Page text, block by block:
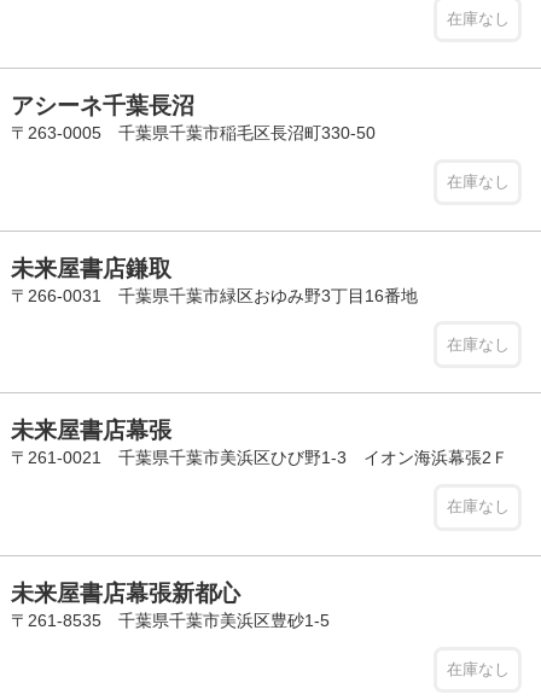
在庫なし
アシーネ千葉長沼
〒263-0005 千葉県千葉市稲毛区長沼町330-50
在庫なし
未来屋書店鎌取
〒266-0031 千葉県千葉市緑区おゆみ野3丁目16番地
在庫なし
未来屋書店幕張
〒261-0021 千葉県千葉市美浜区ひび野1-3 イオン海浜幕張2Ｆ
在庫なし
未来屋書店幕張新都心
〒261-8535 千葉県千葉市美浜区豊砂1-5
在庫なし